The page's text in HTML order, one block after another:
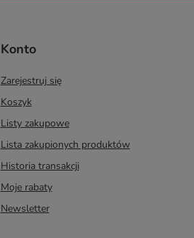
Konto
Zarejestruj się
Koszyk
Listy zakupowe
Lista zakupionych produktów
Historia transakcji
Moje rabaty
Newsletter